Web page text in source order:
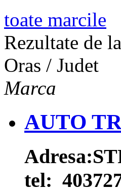
toate marcile
Rezultate de
Oras / Judet
Marca
AUTO
Adresa:
tel: